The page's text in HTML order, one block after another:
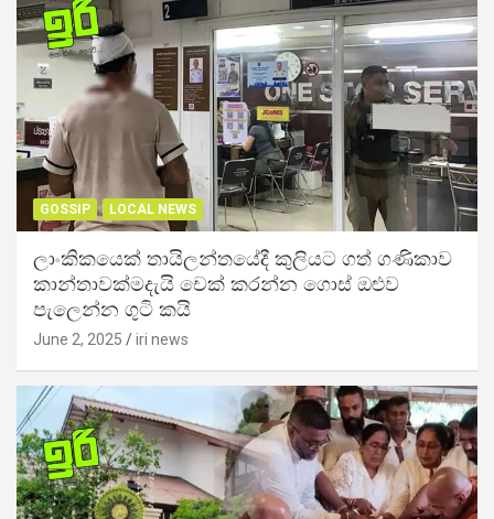
GOSSIP LOCAL NEWS
ලාංකිකයෙක් තායිලන්තයේදී කුලියට ගත් ගණිකාව
කාන්තාවක්මදැයි චෙක් කරන්න ගොස් ඔළුව
පැලෙන්න ගුටි කයි
June 2, 2025 iri news